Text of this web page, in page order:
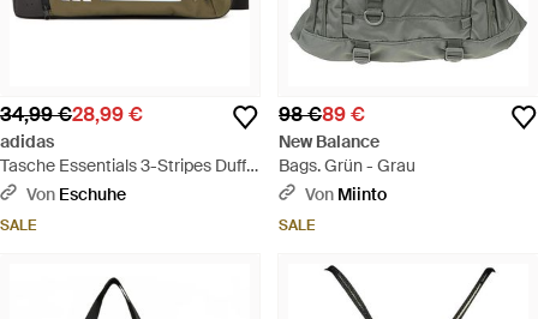
34,99 €28,99 €
adidas
Tasche Essentials 3-Stripes Duffel
Bag Small Iz1907 - Grün
Von Eschuhe
SALE
98 €89 €
New Balance
Bags. Grün - Grau
Von Miinto
SALE